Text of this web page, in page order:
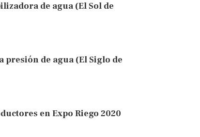
de agua (El Sol de
de agua (El Siglo de
en Expo Riego 2020